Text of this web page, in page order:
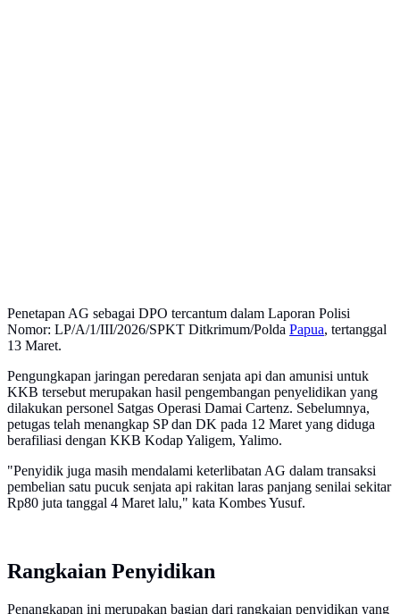
Penetapan AG sebagai DPO tercantum dalam Laporan Polisi
Nomor: LP/A/1/III/2026/SPKT Ditkrimum/Polda Papua, tertanggal
13 Maret.
Pengungkapan jaringan peredaran senjata api dan amunisi untuk
KKB tersebut merupakan hasil pengembangan penyelidikan yang
dilakukan personel Satgas Operasi Damai Cartenz. Sebelumnya,
petugas telah menangkap SP dan DK pada 12 Maret yang diduga
berafiliasi dengan KKB Kodap Yaligem, Yalimo.
"Penyidik juga masih mendalami keterlibatan AG dalam transaksi
pembelian satu pucuk senjata api rakitan laras panjang senilai sekitar
Rp80 juta tanggal 4 Maret lalu," kata Kombes Yusuf.
Rangkaian Penyidikan
Penangkapan ini merupakan bagian dari rangkaian penyidikan yang